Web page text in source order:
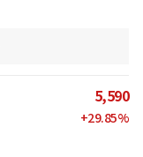
5,590
+29.85%